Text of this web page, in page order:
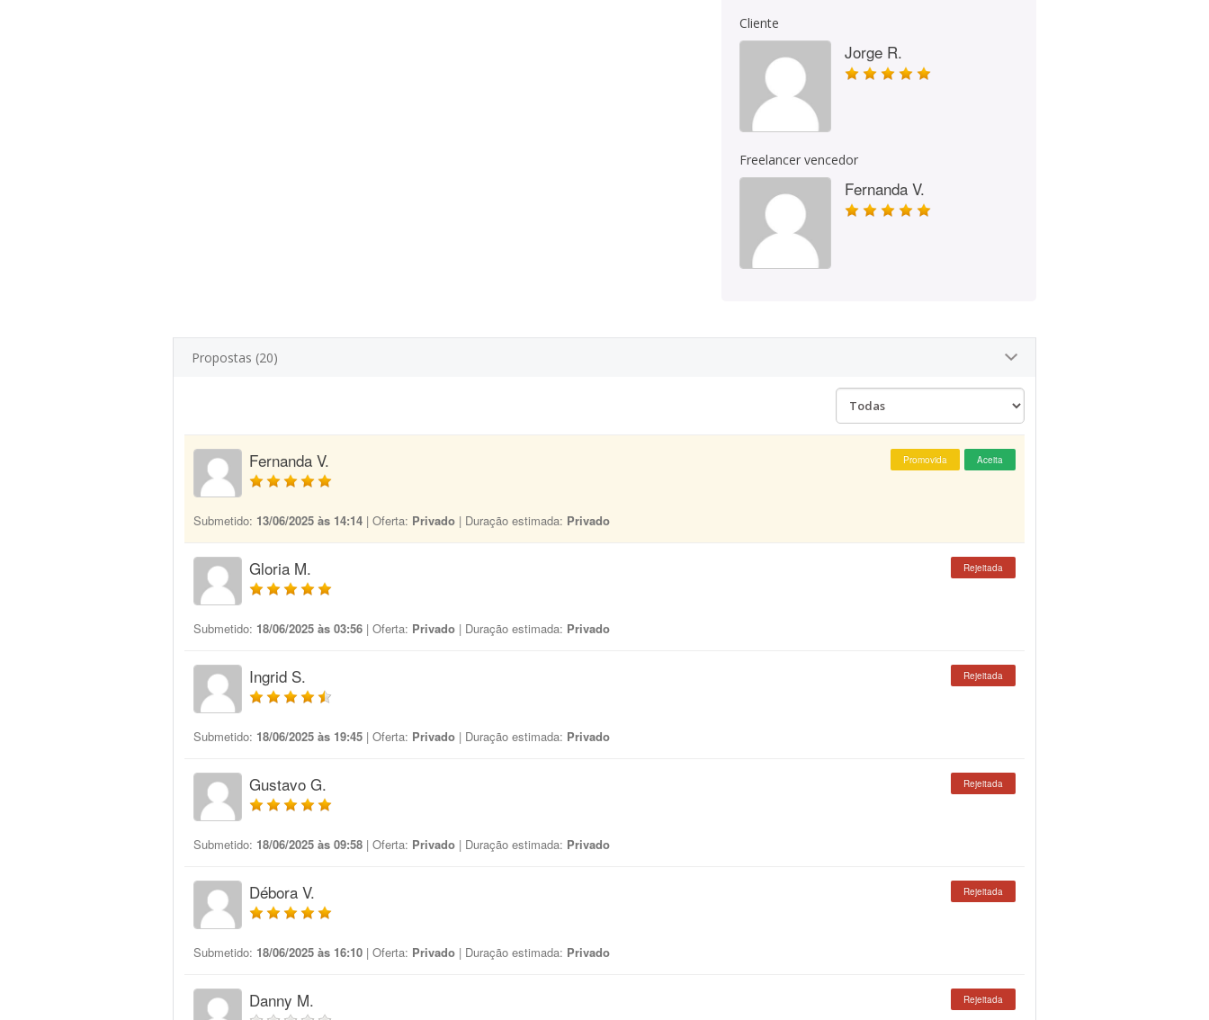
Cliente
Jorge R.
Freelancer vencedor
Fernanda V.
Propostas (20)
Fernanda V. Promovida Aceita
Submetido: 13/06/2025 às 14:14 | Oferta: Privado | Duração estimada: Privado
Gloria M. Rejeitada
Submetido: 18/06/2025 às 03:56 | Oferta: Privado | Duração estimada: Privado
Ingrid S. Rejeitada
Submetido: 18/06/2025 às 19:45 | Oferta: Privado | Duração estimada: Privado
Gustavo G. Rejeitada
Submetido: 18/06/2025 às 09:58 | Oferta: Privado | Duração estimada: Privado
Débora V. Rejeitada
Submetido: 18/06/2025 às 16:10 | Oferta: Privado | Duração estimada: Privado
Danny M. Rejeitada